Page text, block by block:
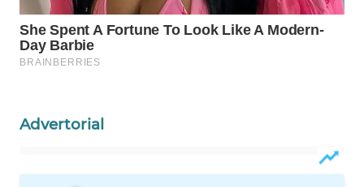
Advertorial
WAHANA
OTOMOTIF
WISATA